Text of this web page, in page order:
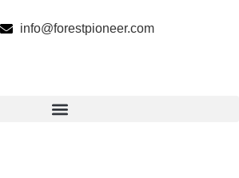
info@forestpioneer.com